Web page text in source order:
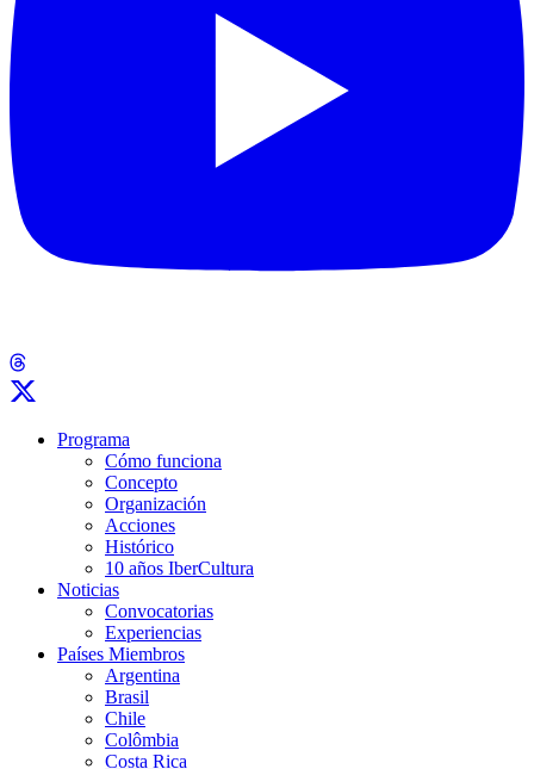
Programa
Cómo funciona
Concepto
Organización
Acciones
Histórico
10 años IberCultura
Noticias
Convocatorias
Experiencias
Países Miembros
Argentina
Brasil
Chile
Colômbia
Costa Rica